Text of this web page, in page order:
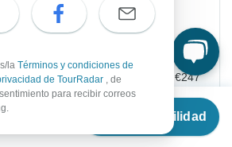
Ver disponibilidad
acceder a los descuentos
en una habitación privada
€247
la Términos y condiciones de
de TourRadar , de
para recibir correos